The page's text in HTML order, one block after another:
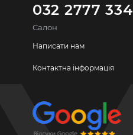
032 2777 334
Салон
Написати нам
Контактна інформація